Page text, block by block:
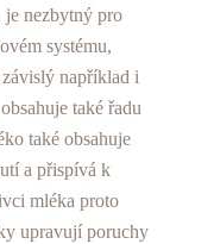
nezbytný pro
systému,
například i
také řadu
také obsahuje
a přispívá k
mléka proto
upravují poruchy